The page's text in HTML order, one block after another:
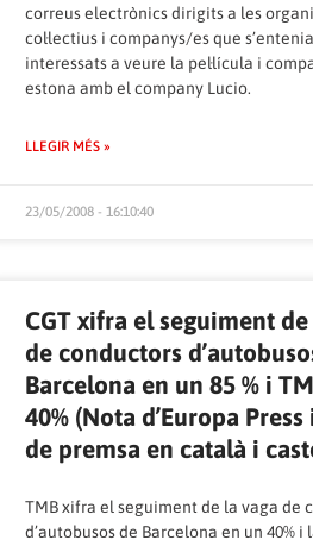
correus electrònics dirigits a les
col·lectius i companys/es que
interessats a veure la pel·lícula i
estona amb el company Lucio.
LLEGIR MÉS »
23/05/2008 - 16:10:40
CGT xifra el seguiment
de conductors
Barcelona en un 85 % i
40% (Nota d’Europa
de premsa en català i
TMB xifra el seguiment de la vaga de
d’autobusos de Barcelona en un 40% i